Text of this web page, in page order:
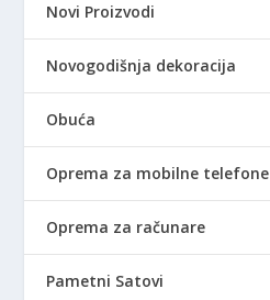
Novi Proizvodi
Novogodišnja dekoracija
Obuća
Oprema za mobilne telefone
Oprema za računare
Pametni Satovi